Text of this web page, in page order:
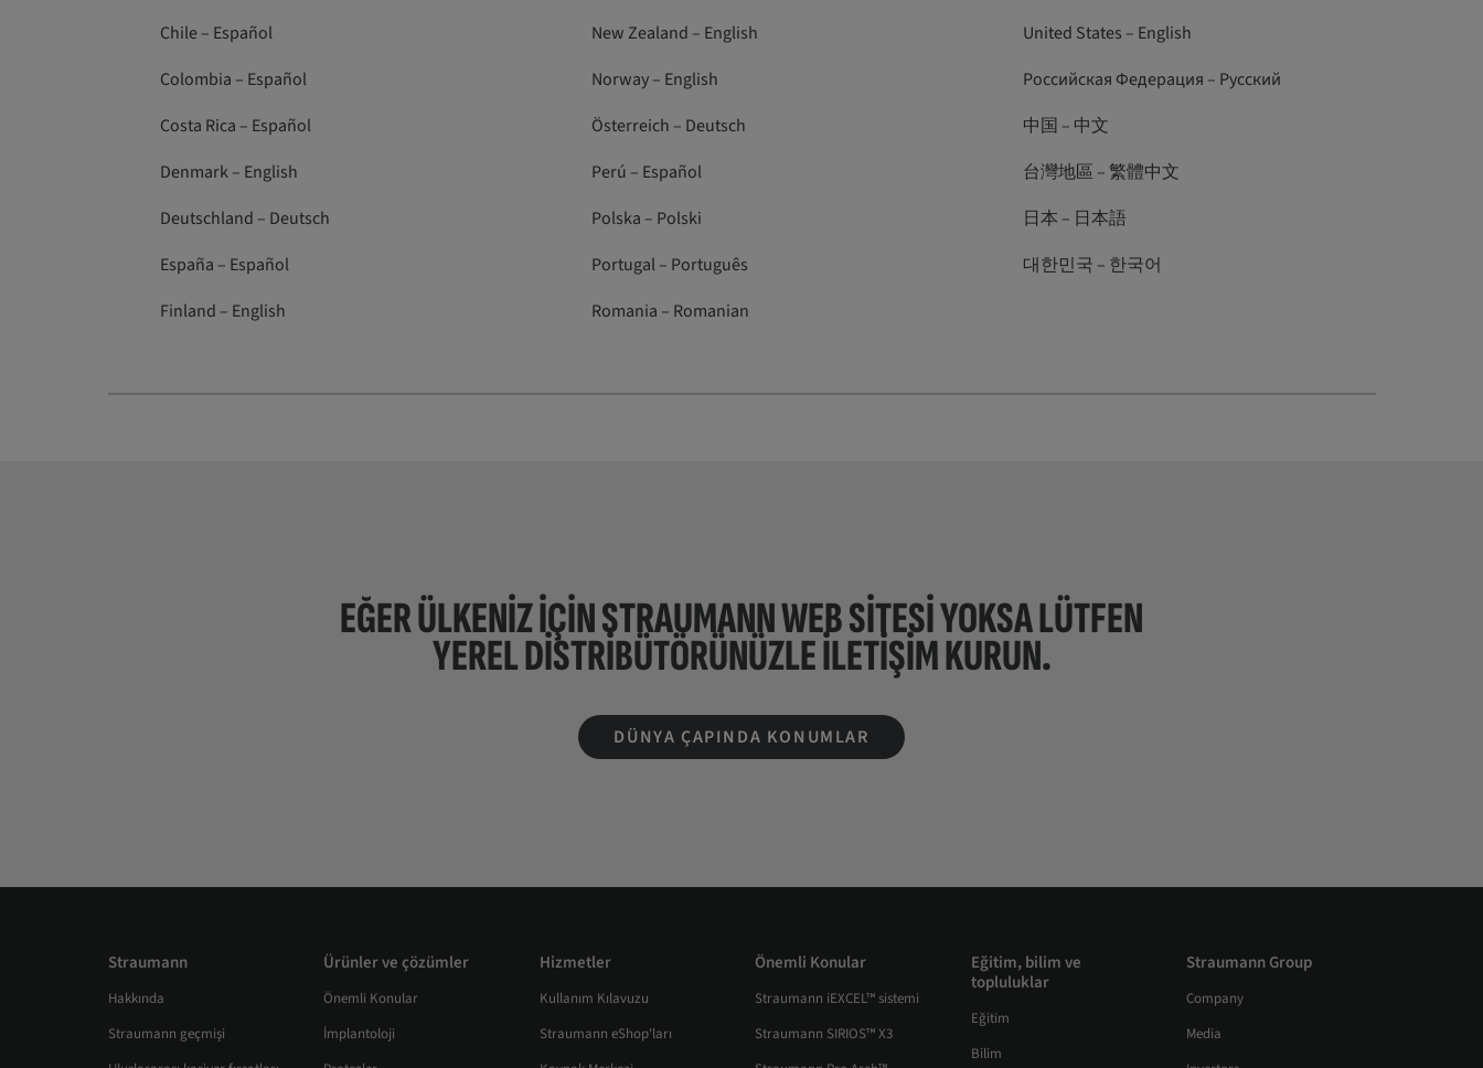
Chile – Español
Colombia – Español
Costa Rica – Español
Denmark – English
Deutschland – Deutsch
España – Español
Finland – English
New Zealand – English
Norway – English
Österreich – Deutsch
Perú – Español
Polska – Polski
Portugal – Português
Romania – Romanian
United States – English
Российская Федерация – Русский
中国 – 中文
台灣地區 – 繁體中文
日本 – 日本語
대한민국 – 한국어
EĞER ÜLKENIZ IÇIN STRAUMANN WEB SİTESİ YOKSA LÜTFEN
YEREL DISTRIBÜTÖRÜNÜZLE ILETIŞIM KURUN.
DÜNYA ÇAPINDA KONUMLAR
Straumann
Hakkında
Straumann geçmişi
Ürünler ve çözümler
Önemli Konular
İmplantoloji
Hizmetler
Kullanım Kılavuzu
Straumann eShop'ları
Önemli Konular
Straumann iEXCEL™ sistemi
Straumann SIRIOS™ X3
Eğitim, bilim ve
topluluklar
Eğitim
Bilim
Straumann Group
Company
Media